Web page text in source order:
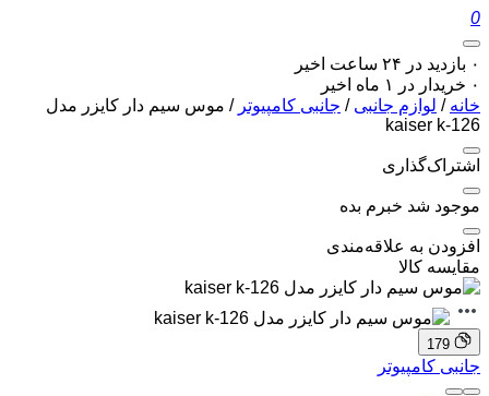
0
۰ بازدید در ۲۴ ساعت اخیر
۰ خریدار در ۱ ماه اخیر
خانه / لوازم جانبی / جانبی کامپیوتر / موس سیم دار کایزر مدل
kaiser k-126
اشتراک‌گذاری
موجود شد خبرم بده
افزودن به علاقه‌مندی
مقایسه کالا
179
جانبی کامپیوتر